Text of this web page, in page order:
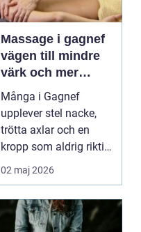
Massage i gagnef
vägen till mindre
värk och mer
vardagsenergi
Många i Gagnef
upplever stel nacke,
trötta axlar och en
kropp som aldrig riktigt
hinner återhämta si...
02 maj 2026